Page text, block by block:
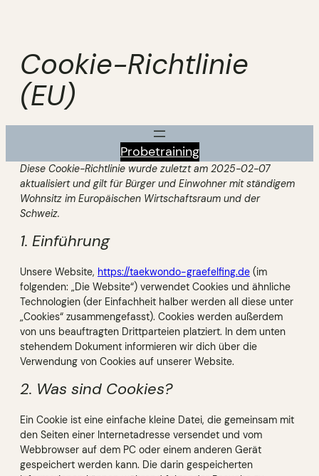
springen
Cookie-Richtlinie
(EU)
Probetraining
Diese Cookie-Richtlinie wurde zuletzt am 2025-02-07
aktualisiert und gilt für Bürger und Einwohner mit ständigem
Wohnsitz im Europäischen Wirtschaftsraum und der
Schweiz.
1. Einführung
Unsere Website, https://taekwondo-graefelfing.de (im
folgenden: „Die Website“) verwendet Cookies und ähnliche
Technologien (der Einfachheit halber werden all diese unter
„Cookies“ zusammengefasst). Cookies werden außerdem
von uns beauftragten Drittparteien platziert. In dem unten
stehendem Dokument informieren wir dich über die
Verwendung von Cookies auf unserer Website.
2. Was sind Cookies?
Ein Cookie ist eine einfache kleine Datei, die gemeinsam mit
den Seiten einer Internetadresse versendet und vom
Webbrowser auf dem PC oder einem anderen Gerät
gespeichert werden kann. Die darin gespeicherten